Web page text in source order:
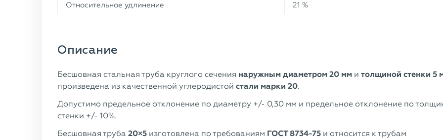
Относительное удлинение
21 %
Описание
Бесшовная стальная труба круглого сечения наружным диаметром 20 мм и толщиной стенки 5
произведена из качественной углеродистой стали марки 20.
Допустимо предельное отклонение по диаметру +/- 0,30 мм и предельное отклонение по
стенки +/- 10%.
Бесшовная труба 20×5 изготовлена по требованиям ГОСТ 8734-75 и относится к трубам